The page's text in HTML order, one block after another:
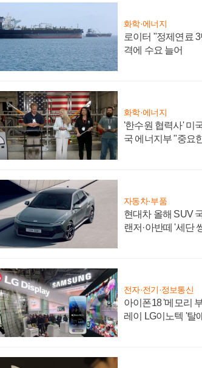
화학·에너지
로이터 "정제연료
격에 수요 늘어
화학·에너지
'한수원 협력사' 미
국 에너지부 "중요
자동차·부품
현대차 올해 SUV
랜저·아반떼 '세단
전자·전기·정보통신
아이폰18 '메모리
레이 LG이노텍 '탈